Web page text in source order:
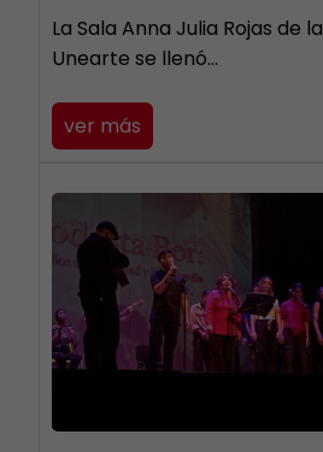
​La Sala Anna Julia Rojas de la
Unearte se llenó…
ver más